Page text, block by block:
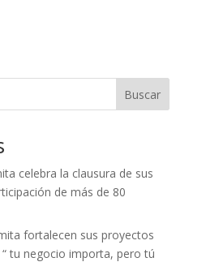
Buscar
celebra la clausura de sus
de más de 80
fortalecen sus proyectos
tu negocio importa, pero tú